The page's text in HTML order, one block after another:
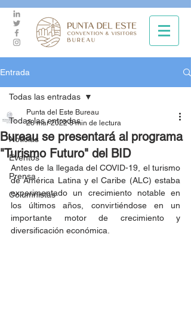
Entrada
Todas las entradas
Noticias
Eventos
Prensa
Columnistas
Todas las entradas
Bureau se presentará al programa
"Turismo Futuro" del BID
Punta del Este Bureau
28 mar 2022 3 min de lectura
Antes de la llegada del COVID-19, el turismo
de América Latina y el Caribe (ALC) estaba
experimentado un crecimiento notable en
los últimos años, convirtiéndose en un
importante motor de crecimiento y
diversificación económica.